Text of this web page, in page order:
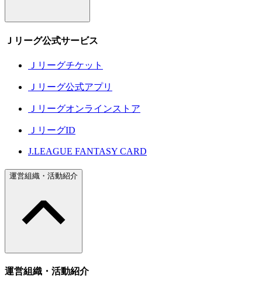
Ｊリーグ公式サービス
Ｊリーグチケット
Ｊリーグ公式アプリ
Ｊリーグオンラインストア
ＪリーグID
J.LEAGUE FANTASY CARD
運営組織・活動紹介
運営組織・活動紹介